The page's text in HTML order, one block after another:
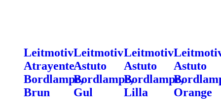
Leitmotiv
Atrayente
Bordlampe,
Brun
Leitmotiv
Astuto
Bordlampe,
Gul
Leitmotiv
Astuto
Bordlampe,
Lilla
Astuto
Orange